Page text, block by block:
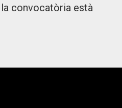
convocatòria està